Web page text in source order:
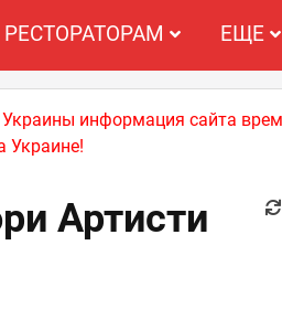
РЕСТОРАТОРАМ ЕЩЕ
информация сайта
Украине!
Артисти